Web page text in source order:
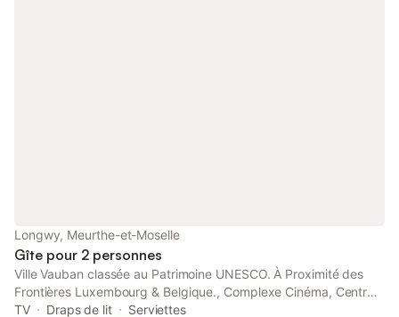
Longwy, Meurthe-et-Moselle
Gîte pour 2 personnes
Ville Vauban classée au Patrimoine UNESCO. À Proximité des
Frontières Luxembourg & Belgique., Complexe Cinéma, Centre
de remise en forme, Centre de Culture Physique Fitness,
TV Draps de lit
Serviettes